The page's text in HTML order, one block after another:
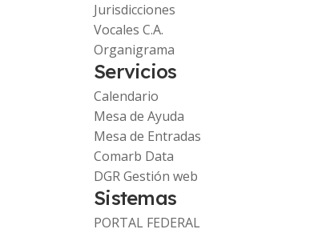
Jurisdicciones
Vocales C.A.
Organigrama
Servicios
Calendario
Mesa de Ayuda
Mesa de Entradas
Comarb Data
DGR Gestión web
Sistemas
PORTAL FEDERAL